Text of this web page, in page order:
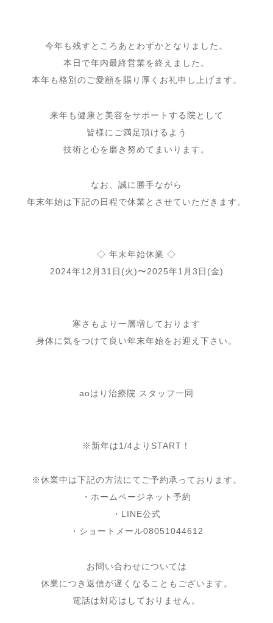
今年も残すところあとわずかとなりました。
本日で年内最終営業を終えました。
本年も格別のご愛顧を賜り厚くお礼申し上げます。
来年も健康と美容をサポートする院として
皆様にご満足頂けるよう
技術と心を磨き努めてまいります。
なお、誠に勝手ながら
年末年始は下記の日程で休業とさせていただきます。
◇ 年末年始休業 ◇
2024年12月31日(火)〜2025年1月3日(金)
寒さもより一層増しております
身体に気をつけて良い年末年始をお迎え下さい。
aoはり治療院 スタッフ一同
※新年は1/4よりSTART！
※休業中は下記の方法にてご予約承っております。
・ホームページネット予約
・LINE公式
・ショートメール08051044612
お問い合わせについては
休業につき返信が遅くなることもございます。
電話は対応はしておりません。